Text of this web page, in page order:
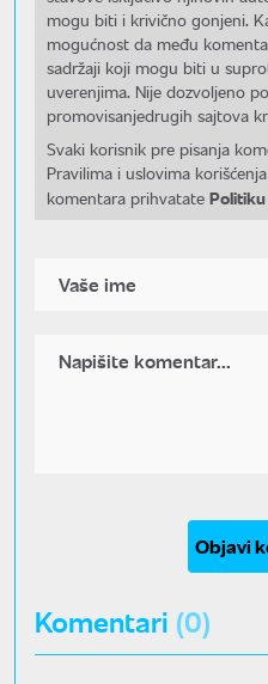
mogu biti i krivično gonjeni.
mogućnost da među
sadržaji koji mogu biti u
uverenjima. Nije dozvoljeno
promovisanjedrugih sajtova
Svaki korisnik pre pisanja
Pravilima i uslovima
komentara prihvatate
Objavi
Komentari (0)